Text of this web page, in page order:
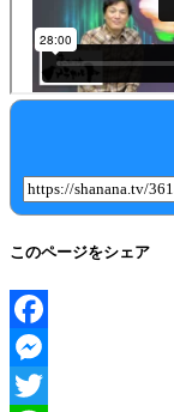
このページをシェア
Facebook
Messenger